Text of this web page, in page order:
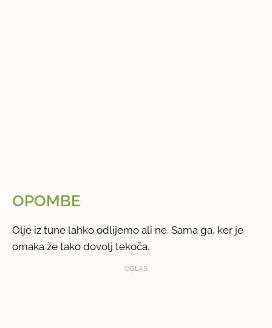
OPOMBE
Olje iz tune lahko odlijemo ali ne. Sama ga, ker je
omaka že tako dovolj tekoča.
OGLAS